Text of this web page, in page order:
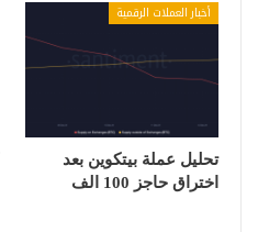
أخبار العملات الرقمية
تحليل عملة بيتكوين بعد
اختراق حاجز 100 الف